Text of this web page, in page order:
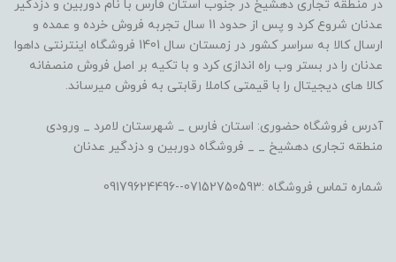
در منطقه تجاری دهشیخ در جنوب استان فارس با نام دوربین و دزدگیر
عدنان شروع کرد و پس از حدود 11 سال تجربه فروش خرده و عمده و
ارسال کالا به سراسر کشور در زمستان سال 1401 فروشگاه اینترنتی داهوا
عدنان را در بستر وب راه اندازی کرد و با تکیه بر اصل فروش منصفانه
کالا های دیجیتال را با قیمتی کاملا رقابتی به فروش میرساند.
آدرس فروشگاه حضوری: استان فارس _ شهرستان لامرد _ ورودی
منطقه تجاری دهشیخ _ _ فروشگاه دوربین و دزدگیر عدنان
شماره تماس فروشگاه :07152750593--09179624496